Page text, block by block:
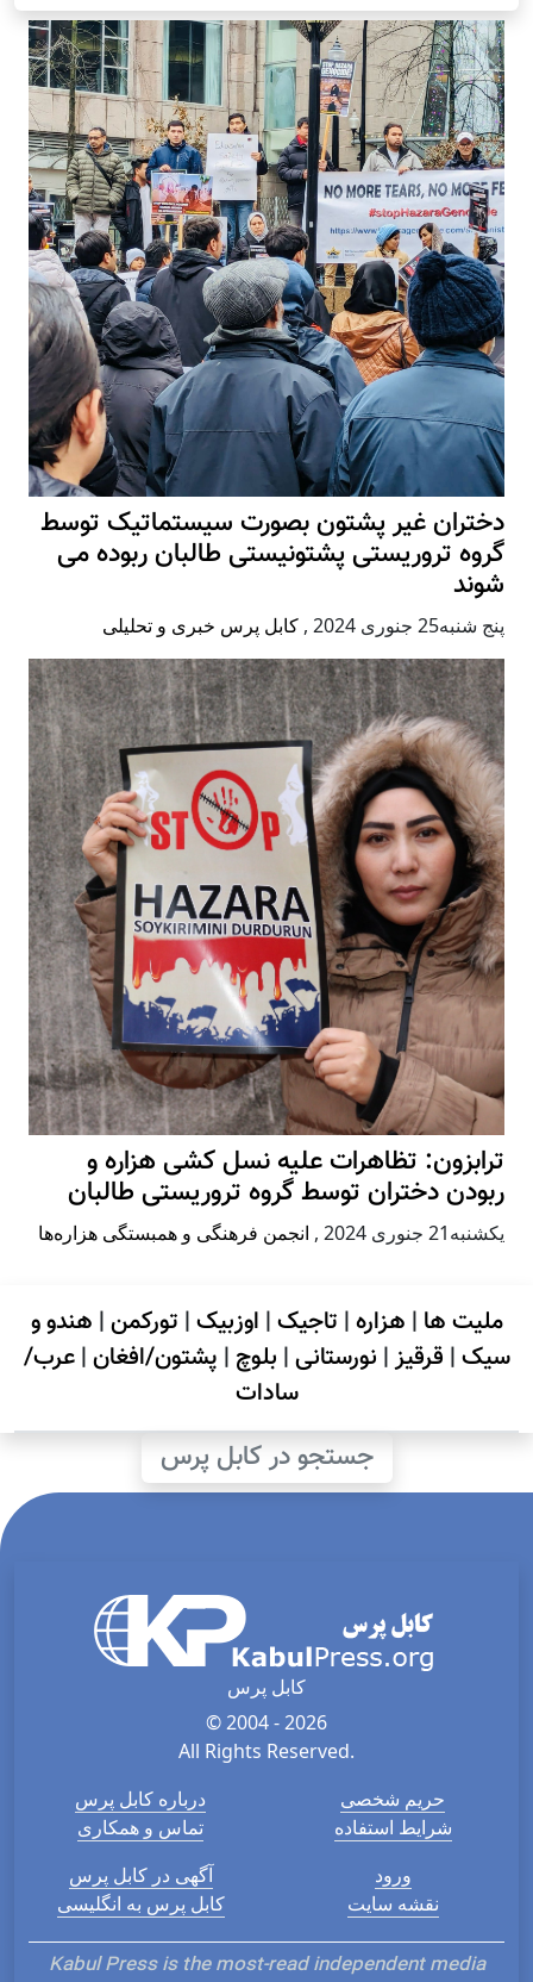
دختران غیر پشتون بصورت سیستماتیک توسط
گروه تروریستی پشتونیستی طالبان ربوده می
شوند
پنج شنبه25 جنوری 2024 , کابل پرس خبری و تحلیلی
ترابزون: تظاهرات علیه نسل کشی هزاره و
ربودن دختران توسط گروه تروریستی طالبان
يكشنبه21 جنوری 2024 , انجمن فرهنگی و همبستگی هزاره‌ها
ملیت ها | هزاره| تاجیک| اوزبیک| تورکمن| هندو و
سیک| قرقیز| نورستانی| بلوچ | پشتون/افغان|عرب/
سادات
جستجو در کابل پرس
کابل پرس
© 2004 - 2026
All Rights Reserved.
درباره کابل پرس
تماس و همکاری
حریم شخصی
شرایط استفاده
آگهی در کابل پرس
کابل پرس به انگلیسی
ورود
نقشه سایت
Kabul Press is the most-read independent media